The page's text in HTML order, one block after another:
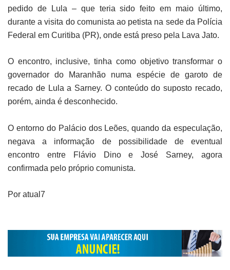
pedido de Lula – que teria sido feito em maio último,
durante a visita do comunista ao petista na sede da Polícia
Federal em Curitiba (PR), onde está preso pela Lava Jato.
O encontro, inclusive, tinha como objetivo transformar o
governador do Maranhão numa espécie de garoto de
recado de Lula a Sarney. O conteúdo do suposto recado,
porém, ainda é desconhecido.
O entorno do Palácio dos Leões, quando da especulação,
negava a informação de possibilidade de eventual
encontro entre Flávio Dino e José Sarney, agora
confirmada pelo próprio comunista.
Por atual7